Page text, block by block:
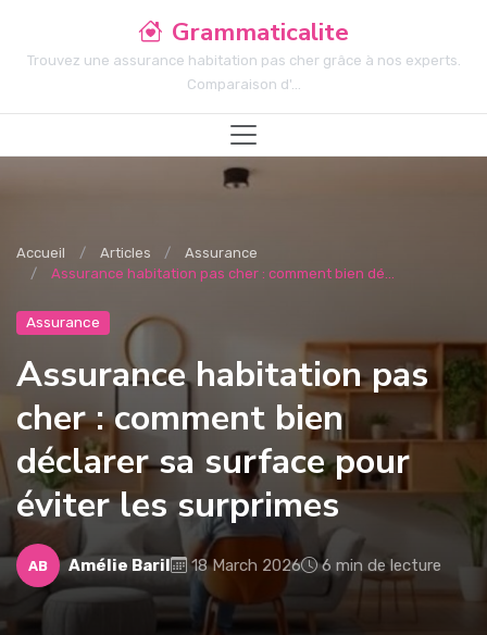
Grammaticalite
Trouvez une assurance habitation pas cher grâce à nos experts.
Comparaison d'...
Accueil Articles
Assurance
Assurance habitation pas cher : comment bien dé...
Assurance
Assurance habitation pas
cher : comment bien
déclarer sa surface pour
éviter les surprimes
AB Amélie Baril 18 March 2026 6 min de lecture